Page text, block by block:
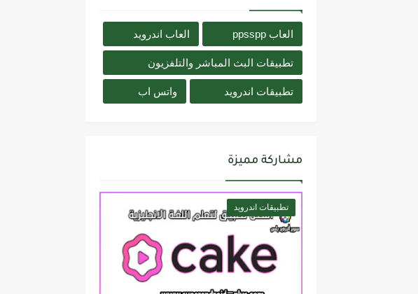
العاب ppsspp العاب اندرويد
تطبيقات البث المباشر والتلفزيون
تطبيقات اندرويد واتس اب
مشاركة مميزة
تطبيقات اندرويد